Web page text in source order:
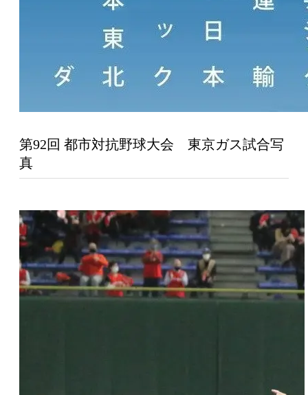
第92回 都市対抗野球大会 東京ガス試合写
真